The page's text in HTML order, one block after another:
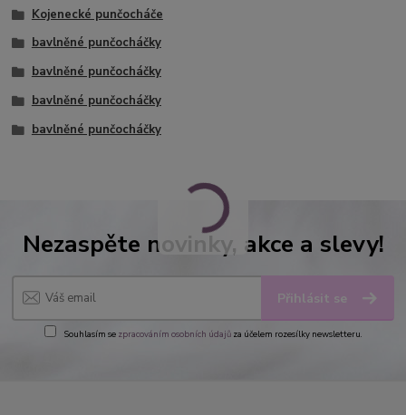
Kojenecké punčocháče
bavlněné punčocháčky
bavlněné punčocháčky
bavlněné punčocháčky
bavlněné punčocháčky
Nezaspěte novinky, akce a slevy!
Přihlásit se
Souhlasím se zpracováním osobních údajůza účelem rozesílky newsletteru.